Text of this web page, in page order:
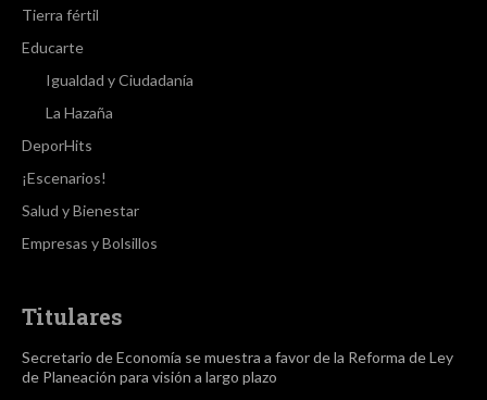
Tierra fértil
Educarte
Igualdad y Ciudadanía
La Hazaña
DeporHits
¡Escenarios!
Salud y Bienestar
Empresas y Bolsillos
Titulares
Secretario de Economía se muestra a favor de la Reforma de Ley
de Planeación para visión a largo plazo